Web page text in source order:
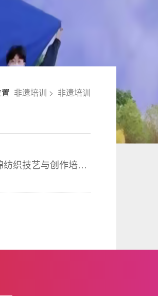
非遗培训 > 非遗培训
河北大学2025年“中国非物质文化遗产传承人研修培训计划”棉纺织技艺与创作培训班招...